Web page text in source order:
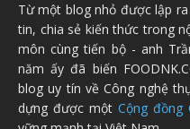
Từ một blog nhỏ được lập
tin, chia sẻ kiến thức trong
môn cùng tiến bộ - anh
năm ấy đã biến
blog uy tín về Công nghệ
dựng được một Cộng đồng